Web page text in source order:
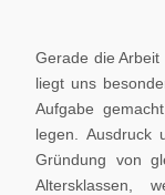
Gerade die
liegt uns
Aufgabe
legen. Ausdruck
Gründung von
Altersklassen,